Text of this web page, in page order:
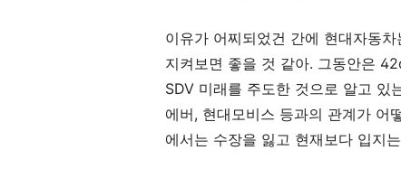
이유가 어찌되었건 간에 현대자동
지켜보면 좋을 것 같아. 그동안은
SDV 미래를 주도한 것으로 알고 있
에버, 현대모비스 등과의 관계가
에서는 수장을 잃고 현재보다 입지